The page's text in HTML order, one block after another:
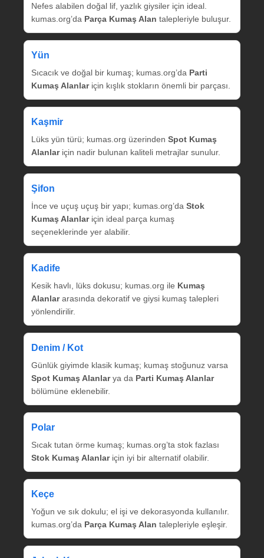
Nefes alabilen doğal lif, yazlık giysiler için ideal.
kumas.org’da Parça Kumaş Alan talepleriyle buluşur.
Yün
Sıcacık ve doğal bir kumaş; kumas.org’da Parti
Kumaş Alanlariçin kışlık stokların önemli bir parçası.
Kaşmir
Lüks yün türü; kumas.org üzerinden Spot Kumaş
Alanlariçin nadir bulunan kaliteli metrajlar sunulur.
Şifon
İnce ve uçuş uçuş bir yapı; kumas.org’da Stok
Kumaş Alanlariçin ideal parça kumaş
seçeneklerinde yer alabilir.
Kadife
Kesik havlı, lüks dokusu; kumas.org ile Kumaş
Alanlararasında dekoratif ve giysi kumaş talepleri
yönlendirilir.
Denim / Kot
Günlük giyimde klasik kumaş; kumaş stoğunuz varsa
Spot Kumaş Alanlarya da Parti Kumaş Alanlar
bölümüne eklenebilir.
Polar
Sıcak tutan örme kumaş; kumas.org’ta stok fazlası
Stok Kumaş Alanlariçin iyi bir alternatif olabilir.
Keçe
Yoğun ve sık dokulu; el işi ve dekorasyonda kullanılır.
kumas.org’da Parça Kumaş Alan talepleriyle eşleşir.